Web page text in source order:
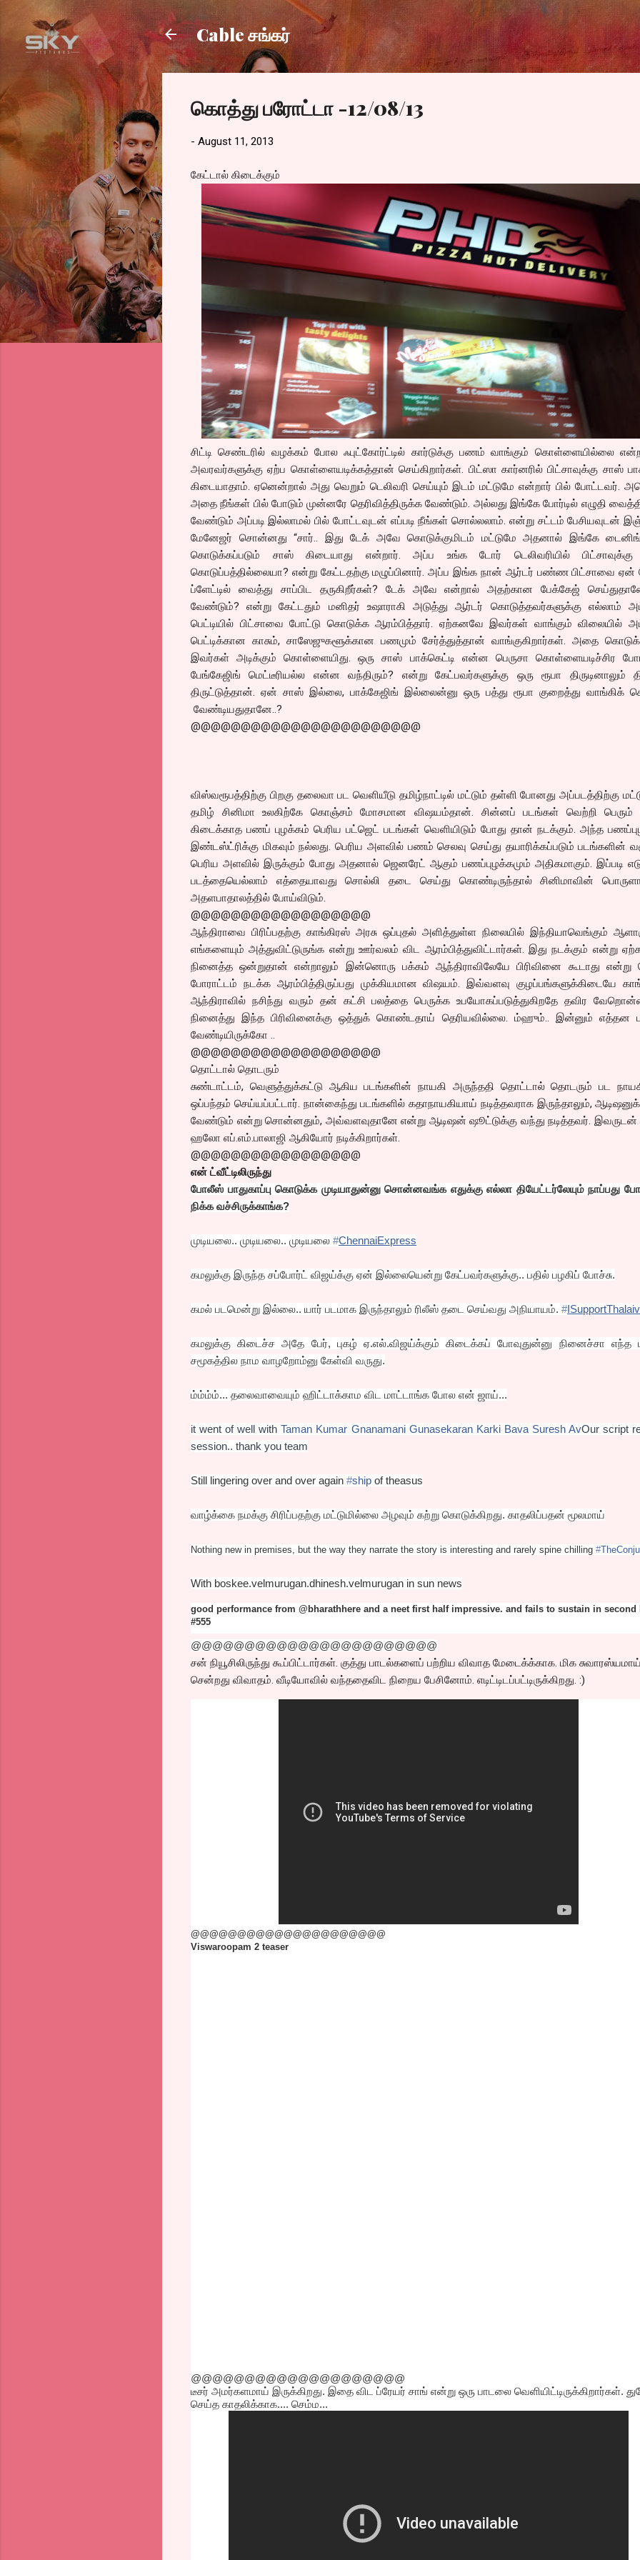
Skip to main content
Cable சங்கர்
கொத்து பரோட்டா -12/08/13
- August 11, 2013
கேட்டால் கிடைக்கும்
சிட்டி செண்டரில் வழக்கம் போல ஃபுட்கோர்ட்டில் கார்டுக்கு பணம் வாங்கும் கொள்ளையில்லை
அவரவர்களுக்கு ஏற்ப கொள்ளையடிக்கத்தான் செய்கிறார்கள். பிட்ஸா கார்னரில் பிட்சாவுக்கு சாஸ்
கிடையாதாம். ஏனென்றால் அது வெறும் டெலிவரி செய்யும் இடம் மட்டுமே என்றார் பில் போட்டவர்.
அதை நீங்கள் பில் போடும் முன்னரே தெரிவித்திருக்க வேண்டும். அல்லது இங்கே போர்டில் எழுதி
வேண்டும் அப்படி இல்லாமல் பில் போட்டவுடன் எப்படி நீங்கள் சொல்லலாம். என்று சட்டம் பேசியவுடன்
மேனேஜர் சொன்னது “சார்.. இது டேக் அவே கொடுக்குமிடம் மட்டுமே அதனால் இங்கே
கொடுக்கப்படும் சாஸ் கிடையாது என்றார். அப்ப உங்க டோர் டெலிவரியில்
கொடுப்பத்தில்லையா? என்று கேட்டதற்கு மழுப்பினார். அப்ப இங்க நான் ஆர்டர் பண்ண பிட்சாவை ஏன்
ப்ளேட்டில் வைத்து சாப்பிட தருகிறீர்கள்? டேக் அவே என்றால் அதற்கான பேக்கேஜ்
வேண்டும்? என்று கேட்டதும் மனிதர் உஷாராகி அடுத்து ஆர்டர் கொடுத்தவர்களுக்கு எல்லாம்
பெட்டியில் பிட்சாவை போட்டு கொடுக்க ஆரம்பித்தார். ஏற்கனவே இவர்கள் வாங்கும் விலையில்
பெட்டிக்கான காசும், சாஸேஜுகளூக்கான பணமும் சேர்த்துத்தான் வாங்குகிறார்கள். அதை
இவர்கள் அடிக்கும் கொள்ளையிது. ஒரு சாஸ் பாக்கெட்டி என்ன பெருசா கொள்ளையடிச்சிர
பேங்கேஜிங் மெட்டீரியல்ல என்ன வந்திரும்? என்று கேட்பவர்களுக்கு ஒரு ரூபா திருடினாலும்
திருட்டுத்தான். ஏன் சாஸ் இல்லை, பாக்கேஜிங் இல்லைன்னு ஒரு பத்து ரூபா குறைத்து வாங்கிக்
வேண்டியதுதானே..?
@@@@@@@@@@@@@@@@@@@@@@@
விஸ்வரூபத்திற்கு பிறகு தலைவா பட வெளியீடு தமிழ்நாட்டில் மட்டும் தள்ளி போனது அப்படத்திற்கு
தமிழ் சினிமா உலகிற்கே கொஞ்சம் மோசமான விஷயம்தான். சின்னப் படங்கள் வெற்றி பெரும்
கிடைக்காத பணப் புழக்கம் பெரிய பட்ஜெட் படங்கள் வெளியிடும் போது தான் நடக்கும். அந்த
இண்டஸ்ட்ரிக்கு மிகவும் நல்லது. பெரிய அளவில் பணம் செலவு செய்து தயாரிக்கப்படும் படங்களின்
பெரிய அளவில் இருக்கும் போது அதனால் ஜெனரேட் ஆகும் பணப்புழக்கமும் அதிகமாகும். இப்படி
படத்தையெல்லாம் எத்தையாவது சொல்லி தடை செய்து கொண்டிருந்தால் சினிமாவின்
அதளபாதாலத்தில் போய்விடும்.
@@@@@@@@@@@@@@@@@@
ஆந்திராவை பிரிப்பதற்கு காங்கிரஸ் அரசு ஒப்புதல் அளித்துள்ள நிலையில் இந்தியாவெங்கும்
எங்களையும் அத்துவிட்டுருங்க என்று ஊர்வலம் விட ஆரம்பித்துவிட்டார்கள். இது நடக்கும் என்று
நினைத்த ஒன்றுதான் என்றாலும் இன்னொரு பக்கம் ஆந்திராவிலேயே பிரிவினை கூடாது என்று
போராட்டம் நடக்க ஆரம்பித்திருப்பது முக்கியமான விஷயம். இவ்வளவு குழப்பங்களுக்கிடையே
ஆந்திராவில் நசிந்து வரும் தன் கட்சி பலத்தை பெருக்க உபயோகப்படுத்துகிறதே தவிர
நினைத்து இந்த பிரிவினைக்கு ஒத்துக் கொண்டதாய் தெரியவில்லை. ம்ஹும்.. இன்னும் எத்தன
வேண்டியிருக்கோ ..
@@@@@@@@@@@@@@@@@@@
தொட்டால் தொடரும்
சுண்டாட்டம், வெளுத்துக்கட்டு ஆகிய படங்களின் நாயகி அருந்ததி தொட்டால் தொடரும் பட
ஒப்பந்தம் செய்யப்பட்டார். நான்கைந்து படங்களில் கதாநாயகியாய் நடித்தவராக இருந்தாலும்,
வேண்டும் என்று சொன்னதும், அவ்வளவுதானே என்று ஆடிஷன் ஷூட்டுக்கு வந்து நடித்தவர்.
ஹலோ எப்.எம்.பாலாஜி ஆகியோர் நடிக்கிறார்கள்.
@@@@@@@@@@@@@@@@@
என் ட்வீட்டிலிருந்து
போலீஸ் பாதுகாப்பு கொடுக்க முடியாதுன்னு சொன்னவங்க எதுக்கு எல்லா தியேட்டர்லேயும் நாப்பது
நிக்க வச்சிருக்காங்க?
முடியலை.. முடியலை.. முடியலை ‪#‎ChennaiExpress
கமலுக்கு இருந்த சப்போர்ட் விஜய்க்கு ஏன் இல்லையென்று கேட்பவர்களுக்கு.. பதில் பழகிப் போச்சு.
கமல் படமென்று இல்லை.. யார் படமாக இருந்தாலும் ரிலீஸ் தடை செய்வது அநியாயம். ‪#‎
கமலுக்கு கிடைச்ச அதே பேர், புகழ் ஏ.எல்.விஜய்க்கும் கிடைக்கப் போவுதுன்னு நினைச்சா எந்த
சமூகத்தில நாம வாழறோம்னு கேள்வி வருது.
ம்ம்ம்ம்... தலைவாவையும் ஹிட்டாக்காம விட மாட்டாங்க போல என் ஜாய்...
it went of well withTaman Kumar Gnanamani Gunasekaran Karki Bava Suresh AvOur script
session.. thank you team
Still lingering over and over again ‪#‎ship‬ of theasus
வாழ்க்கை நமக்கு சிரிப்பதற்கு மட்டுமில்லை அழவும் கற்று கொடுக்கிறது. காதலிப்பதன் மூலமாய்
Nothing new in premises, but the way they narrate the story is interesting and rarely spine chilling #‎
With boskee.velmurugan.dhinesh.velmurugan in sun news
good performance from @bharathhere and a neet first half impressive. and fails to sustain in second
#555
@@@@@@@@@@@@@@@@@@@@@@@
சன் நியூசிலிருந்து கூப்பிட்டார்கள். குத்து பாடல்களைப் பற்றிய விவாத மேடைக்க்காக. மிக சுவாரஸ்யமாய்
சென்றது விவாதம். வீடியோவில் வந்ததைவிட நிறைய பேசினோம். எடிட்டிடப்பட்டிருக்கிறது. :)
@@@@@@@@@@@@@@@@@@@@@
Viswaroopam 2 teaser
@@@@@@@@@@@@@@@@@@@@
டீசர் அமர்களமாய் இருக்கிறது. இதை விட ப்ரேயர் சாங் என்று ஒரு பாடலை வெளியிட்டிருக்கிறார்கள்.
செய்த காதலிக்காக.... செம்ம...